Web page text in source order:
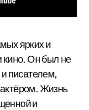
ярких и
кино. Он был не
писателем,
Жизнь
и